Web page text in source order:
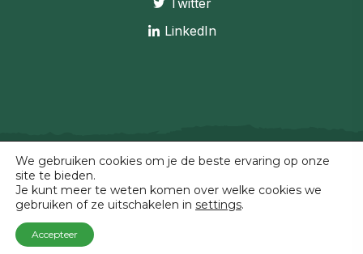
LinkedIn
© 2023 Triple E | Made byNinepixels.nl
Algemene voorwaarden|Retourbeleid
We gebruiken cookies om je de beste ervaring op onze
site te bieden.
Je kunt meer te weten komen over welke cookies we
gebruiken of ze uitschakelen in settings.
Accepteer